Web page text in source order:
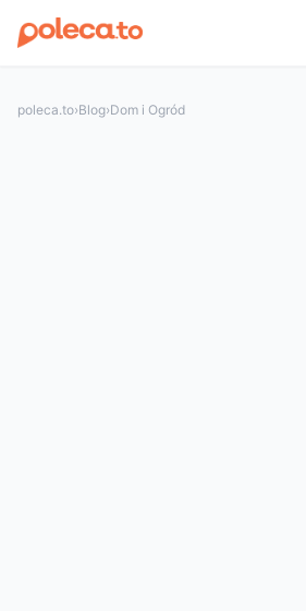
poleca.to›Blog›Dom i Ogród